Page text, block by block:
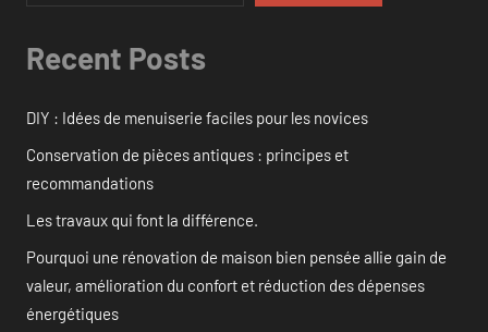
Recent Posts
DIY : Idées de menuiserie faciles pour les novices
Conservation de pièces antiques : principes et
recommandations
Les travaux qui font la différence.
Pourquoi une rénovation de maison bien pensée allie gain de
valeur, amélioration du confort et réduction des dépenses
énergétiques